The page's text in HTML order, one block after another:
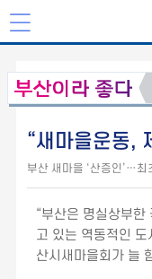
“새마을운동,
부산 새마을 ‘산증인’…최
“부산은 명실상부
고 있는 역동적인
산시새마을회가 늘